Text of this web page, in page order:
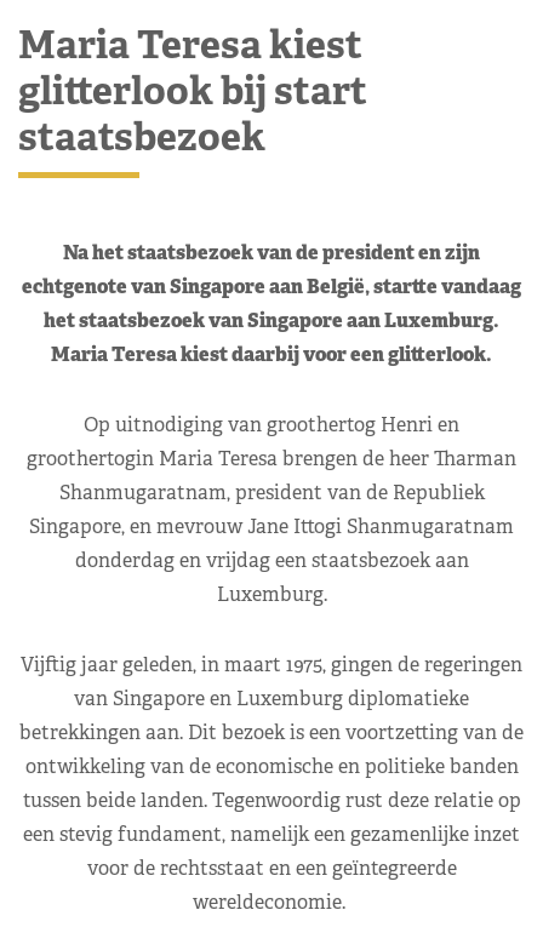
Maria Teresa kiest
glitterlook bij start
staatsbezoek
Na het staatsbezoek van de president en zijn
echtgenote van Singapore aan België, startte vandaag
het staatsbezoek van Singapore aan Luxemburg.
Maria Teresa kiest daarbij voor een glitterlook.
Op uitnodiging van groothertog Henri en
groothertogin Maria Teresa brengen de heer Tharman
Shanmugaratnam, president van de Republiek
Singapore, en mevrouw Jane Ittogi Shanmugaratnam
donderdag en vrijdag een staatsbezoek aan
Luxemburg.
Vijftig jaar geleden, in maart 1975, gingen de regeringen
van Singapore en Luxemburg diplomatieke
betrekkingen aan. Dit bezoek is een voortzetting van de
ontwikkeling van de economische en politieke banden
tussen beide landen. Tegenwoordig rust deze relatie op
een stevig fundament, namelijk een gezamenlijke inzet
voor de rechtsstaat en een geïntegreerde
wereldeconomie.